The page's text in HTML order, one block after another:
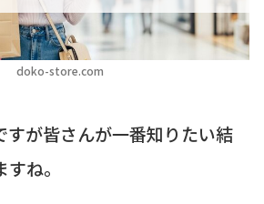
doko-store.com
すが皆さんが一番知りたい結
ね。